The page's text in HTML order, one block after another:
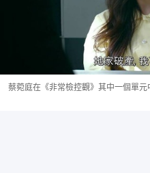
蔡菀庭在《非常檢控觀》其中一個單元